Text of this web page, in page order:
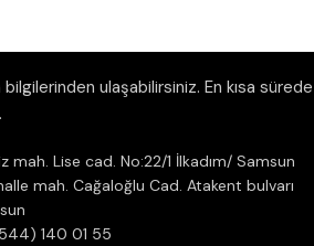
ulaşabilirsiniz. En kısa sürede
mah. Lise cad. No:22/1 İlkadım/ Samsun
mah. Cağaloğlu Cad. Atakent bulvarı
140 01 55